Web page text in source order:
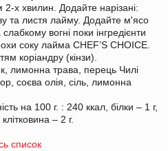
х хвилин. Додайте нарізані:
та листя лайму. Додайте м'ясо
вогні поки інгредієнти
соку лайма CHEF’S CHOICE.
коріандру (кінзи).
лимонна трава, перець Чилі
соєва олія, сіль, лимонна
на 100 г. : 240 ккал, білки – 1 г,
– 2 г.
список